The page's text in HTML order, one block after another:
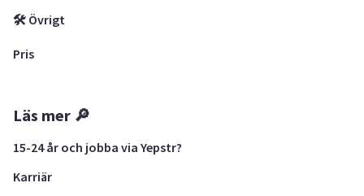
🛠 Övrigt
Pris
Läs mer 🔎
15-24 år och jobba via Yepstr?
Karriär